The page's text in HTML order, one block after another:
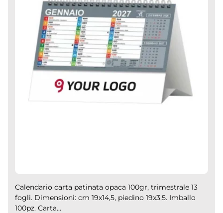
Calendario carta patinata opaca 100gr, trimestrale 13
fogli. Dimensioni: cm 19x14,5, piedino 19x3,5. Imballo
100pz. Carta...